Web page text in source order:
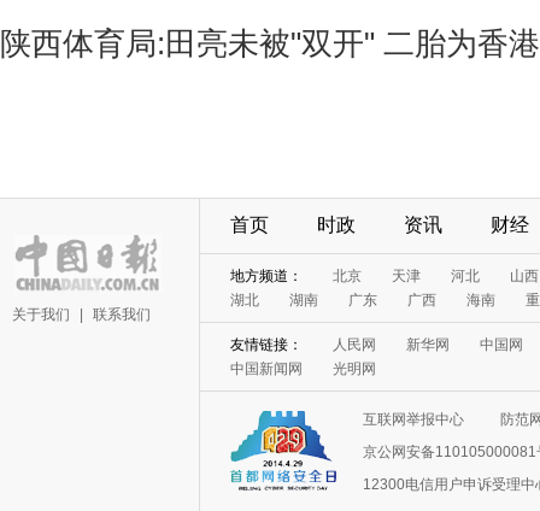
陕西体育局:田亮未被"双开" 二胎为香
关于我们 联系我们
首页 时政 资讯 财经
地方频道： 北京 天津 河北
山西
湖北
湖南 广东 广西 海南
友情链接： 人民网 新华网
中国网
中国新闻网
光明网
互联网举报中心
防范
京公网安备110105000081
12300电信用户申诉受理中